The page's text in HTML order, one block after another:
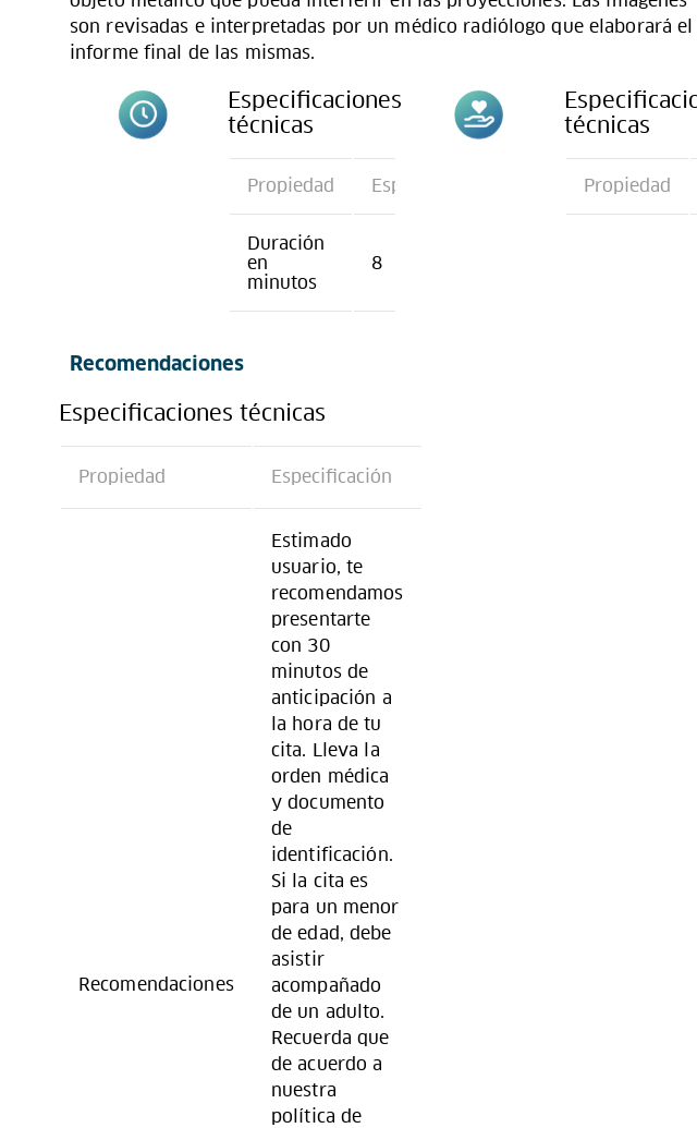
son revisadas e interpretadas por un médico radiólogo que elaborará el
informe final de las mismas.
Especificaciones
técnicas
Propiedad Especificación
Duración
en
minutos
8
técnicas
Propiedad
Recomendaciones
Especificaciones técnicas
Propiedad Especificación
Recomendaciones
Estimado
usuario, te
recomendamos
presentarte
con 30
minutos de
anticipación a
la hora de tu
cita. Lleva la
orden médica
y documento
de
identificación.
Si la cita es
para un menor
de edad, debe
asistir
acompañado
de un adulto.
Recuerda que
de acuerdo a
nuestra
política de